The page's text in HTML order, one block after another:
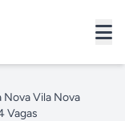
Nova Vila Nova
Vagas